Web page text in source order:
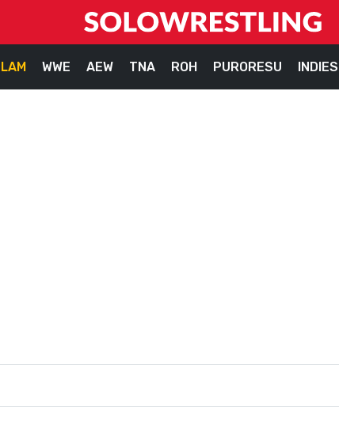
WWE AEW TNA ROH PURORESU INDIES